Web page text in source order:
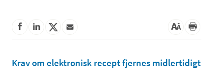
Krav om elektronisk recept fjernes midlertidigt